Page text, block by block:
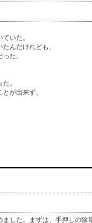
いた。
んだけれども、
た。
。
が出来ず、
した。まずは、手押しの除